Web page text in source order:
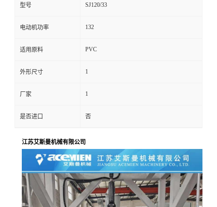
型号 SJ120/33
电动机功率 132
适用原料 PVC
外形尺寸 1
厂家 1
是否进口 否
江苏艾斯曼机械有限公司